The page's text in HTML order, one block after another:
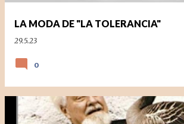
LA MODA DE "LA TOLERANCIA"
29.5.23
0